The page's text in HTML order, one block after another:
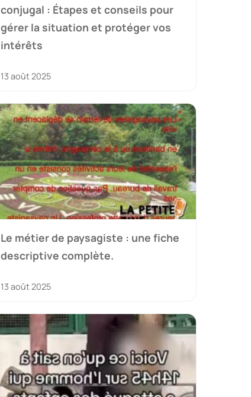
conjugal : Étapes et conseils pour
gérer la situation et protéger vos
intérêts
13 août 2025
Le métier de paysagiste : une fiche
descriptive complète.
13 août 2025